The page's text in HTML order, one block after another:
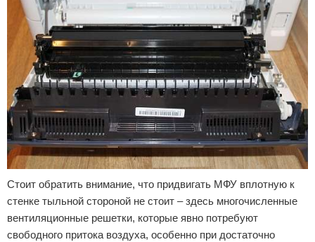
Стоит обратить внимание, что придвигать МФУ вплотную к
стенке тыльной стороной не стоит – здесь многочисленные
вентиляционные решетки, которые явно потребуют
свободного притока воздуха, особенно при достаточно